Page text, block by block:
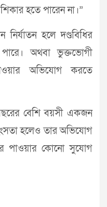
হতে পারেন না।”
হলে দণ্ডবিধির
অথবা ভুক্তভোগী
অভিযোগ করতে
বেশি বয়সী একজন
হলেও তার অভিযোগ
পাওয়ার কোনো সুযোগ